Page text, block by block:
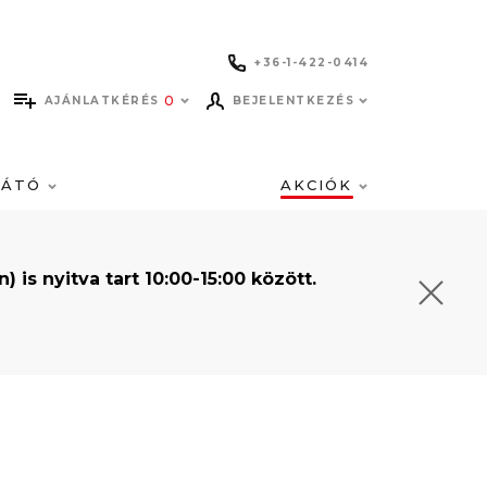
+36-1-422-0414
AJÁNLATKÉRÉS 0 BEJELENTKEZÉS
AKCIÓK
is nyitva tart 10:00-15:00 között.